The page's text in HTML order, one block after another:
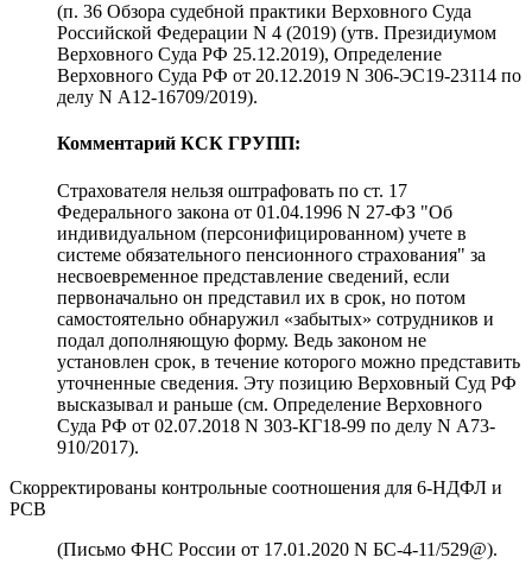
(п. 36 Обзора судебной практики Верховного Суда
Российской Федерации N 4 (2019) (утв. Президиумом
Верховного Суда РФ 25.12.2019), Определение
Верховного Суда РФ от 20.12.2019 N 306-ЭС19-23114 по
делу N А12-16709/2019).
Комментарий КСК ГРУПП:
Страхователя нельзя оштрафовать по ст. 17
Федерального закона от 01.04.1996 N 27-ФЗ "Об
индивидуальном (персонифицированном) учете в
системе обязательного пенсионного страхования" за
несвоевременное представление сведений, если
первоначально он представил их в срок, но потом
самостоятельно обнаружил «забытых» сотрудников и
подал дополняющую форму. Ведь законом не
установлен срок, в течение которого можно представить
уточненные сведения. Эту позицию Верховный Суд РФ
высказывал и раньше (см. Определение Верховного
Суда РФ от 02.07.2018 N 303-КГ18-99 по делу N А73-
910/2017).
Скорректированы контрольные соотношения для 6-НДФЛ и
РСВ
(Письмо ФНС России от 17.01.2020 N БС-4-11/529@).